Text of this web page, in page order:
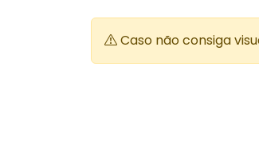
Caso não consiga